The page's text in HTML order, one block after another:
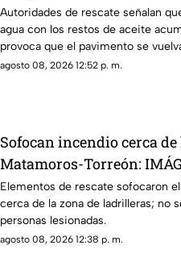
lluvias
Autoridades de rescate señalan
agua con los restos de aceite
provoca que el pavimento se
resbaladizo.
agosto 08, 2026 12:52 p. m.
Sofocan incendio cerca
Matamoros-Torreón:
Elementos de rescate sofocaron
cerca de la zona de ladrilleras; no
personas lesionadas.
agosto 08, 2026 12:38 p. m.